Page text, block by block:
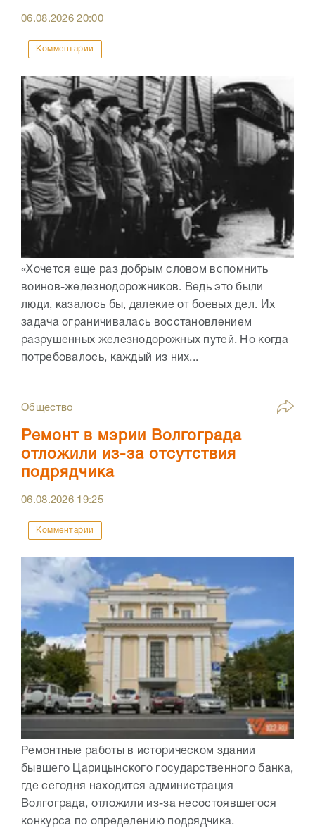
06.08.202620:00
Комментарии
«Хочется еще раз добрым словом вспомнить
воинов-железнодорожников. Ведь это были
люди, казалось бы, далекие от боевых дел. Их
задача ограничивалась восстановлением
разрушенных железнодорожных путей. Но когда
потребовалось, каждый из них...
Общество
Ремонт в мэрии Волгограда
отложили из-за отсутствия
подрядчика
06.08.2026 19:25
Комментарии
Ремонтные работы в историческом здании
бывшего Царицынского государственного банка,
где сегодня находится администрация
Волгограда, отложили из-за несостоявшегося
конкурса по определению подрядчика.